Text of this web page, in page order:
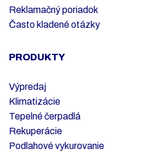
Reklamačný poriadok
Často kladené otázky
PRODUKTY
Výpredaj
Klimatizácie
Tepelné čerpadlá
Rekuperácie
Podlahové vykurovanie